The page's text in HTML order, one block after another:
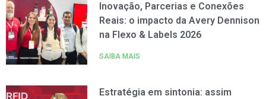
Inovação, Parcerias e Conexões
Reais: o impacto da Avery Dennison
na Flexo & Labels 2026
SAIBA MAIS
Estratégia em sintonia: assim